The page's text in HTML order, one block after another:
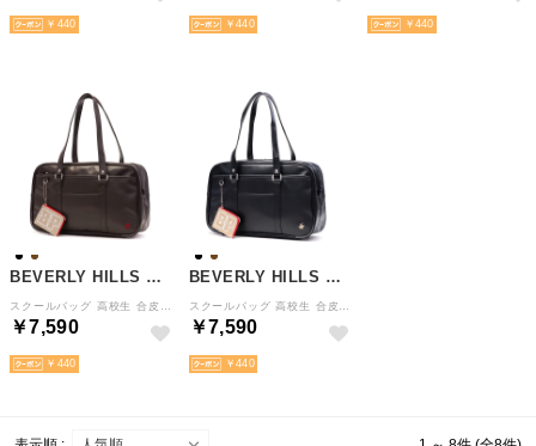
￥440 ￥440 ￥440
BEVERLY HILLS POLO CLUB
￥7,590
￥440
BEVERLY HILLS POLO CLUB
￥7,590
￥440